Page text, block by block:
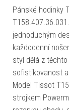
Pánské hodinky
jednoduchým
každodenní
styl dělá z
sofistikovanost
Model Tissot
strojkem